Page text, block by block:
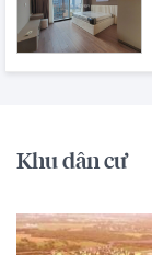
Khu dân cư